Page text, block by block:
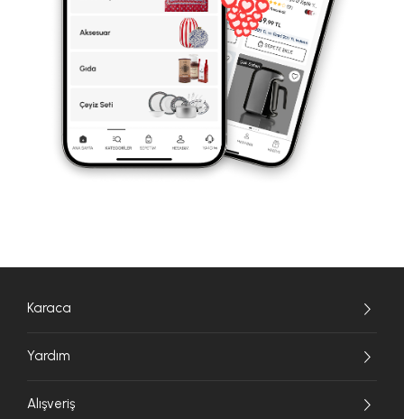
Karaca
Yardım
Alışveriş